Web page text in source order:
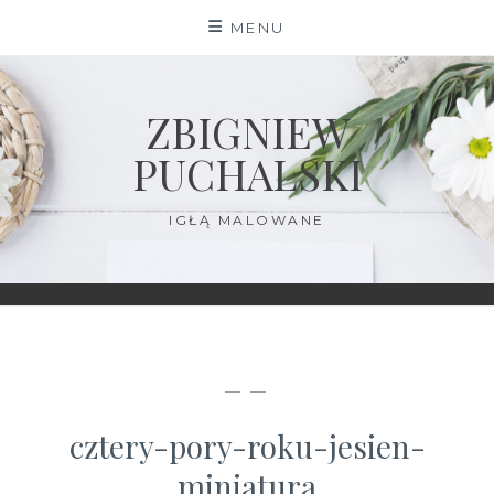
content
MENU
ZBIGNIEW
PUCHALSKI
IGŁĄ MALOWANE
— —
cztery-pory-roku-jesien-
miniatura